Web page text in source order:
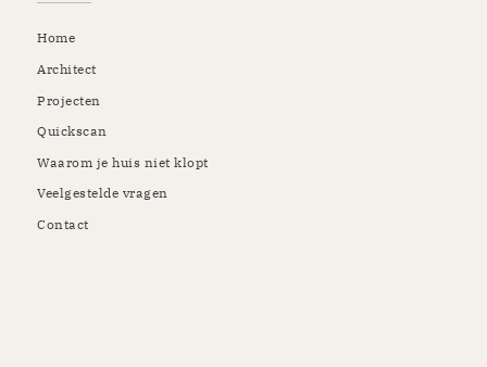
Home
Architect
Projecten
Quickscan
Waarom je huis niet klopt
Veelgestelde vragen
Contact